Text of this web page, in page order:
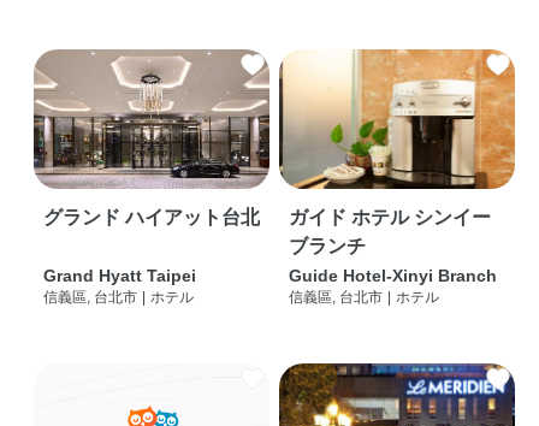
グランド ハイアット台北
Grand Hyatt Taipei
信義區, 台北市 ホテル
ガイド ホテル シンイー
ブランチ
Guide Hotel-Xinyi Branch
信義區, 台北市 ホテル